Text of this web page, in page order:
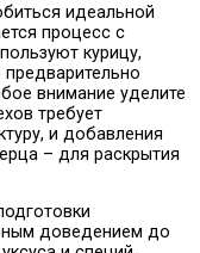
идеальной
процесс с
курицу,
внимание уделите
требует
и добавления
– для раскрытия
доведением до